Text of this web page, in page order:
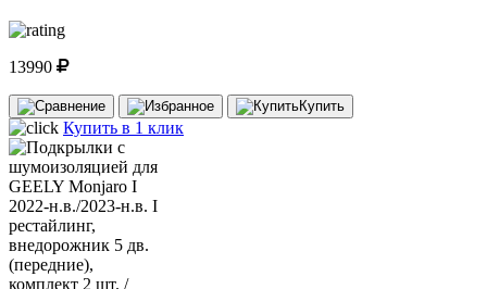
13990
Купить
Купить в 1 клик